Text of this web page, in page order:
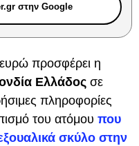
στην Google
προσφέρει η
Ελλάδος σε
πληροφορίες
του ατόμου που
σκύλο στην